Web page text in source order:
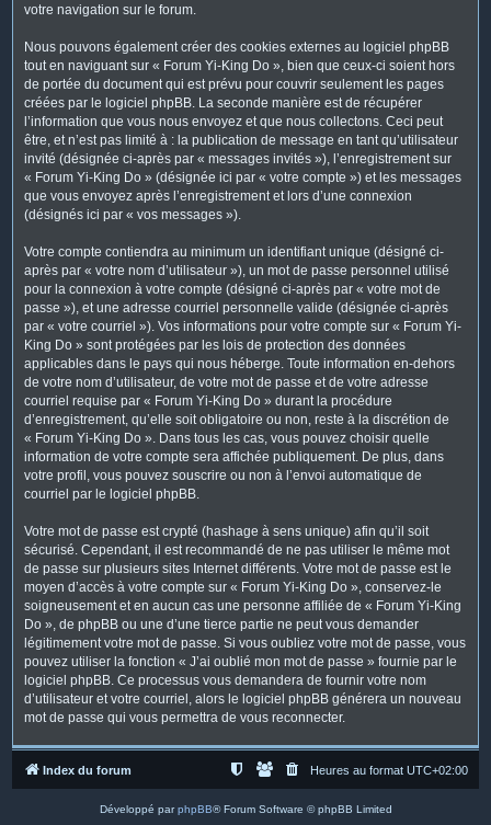
votre navigation sur le forum.
Nous pouvons également créer des cookies externes au logiciel phpBB
tout en naviguant sur « Forum Yi-King Do », bien que ceux-ci soient hors
de portée du document qui est prévu pour couvrir seulement les pages
créées par le logiciel phpBB. La seconde manière est de récupérer
l’information que vous nous envoyez et que nous collectons. Ceci peut
être, et n’est pas limité à : la publication de message en tant qu’utilisateur
invité (désignée ci-après par « messages invités »), l’enregistrement sur
« Forum Yi-King Do » (désignée ici par « votre compte ») et les messages
que vous envoyez après l’enregistrement et lors d’une connexion
(désignés ici par « vos messages »).
Votre compte contiendra au minimum un identifiant unique (désigné ci-
après par « votre nom d’utilisateur »), un mot de passe personnel utilisé
pour la connexion à votre compte (désigné ci-après par « votre mot de
passe »), et une adresse courriel personnelle valide (désignée ci-après
par « votre courriel »). Vos informations pour votre compte sur « Forum Yi-
King Do » sont protégées par les lois de protection des données
applicables dans le pays qui nous héberge. Toute information en-dehors
de votre nom d’utilisateur, de votre mot de passe et de votre adresse
courriel requise par « Forum Yi-King Do » durant la procédure
d’enregistrement, qu’elle soit obligatoire ou non, reste à la discrétion de
« Forum Yi-King Do ». Dans tous les cas, vous pouvez choisir quelle
information de votre compte sera affichée publiquement. De plus, dans
votre profil, vous pouvez souscrire ou non à l’envoi automatique de
courriel par le logiciel phpBB.
Votre mot de passe est crypté (hashage à sens unique) afin qu’il soit
sécurisé. Cependant, il est recommandé de ne pas utiliser le même mot
de passe sur plusieurs sites Internet différents. Votre mot de passe est le
moyen d’accès à votre compte sur « Forum Yi-King Do », conservez-le
soigneusement et en aucun cas une personne affiliée de « Forum Yi-King
Do », de phpBB ou une d’une tierce partie ne peut vous demander
légitimement votre mot de passe. Si vous oubliez votre mot de passe, vous
pouvez utiliser la fonction « J’ai oublié mon mot de passe » fournie par le
logiciel phpBB. Ce processus vous demandera de fournir votre nom
d’utilisateur et votre courriel, alors le logiciel phpBB générera un nouveau
mot de passe qui vous permettra de vous reconnecter.
Index du forum Heures au format UTC+02:00
Développé parphpBB® Forum Software © phpBB Limited